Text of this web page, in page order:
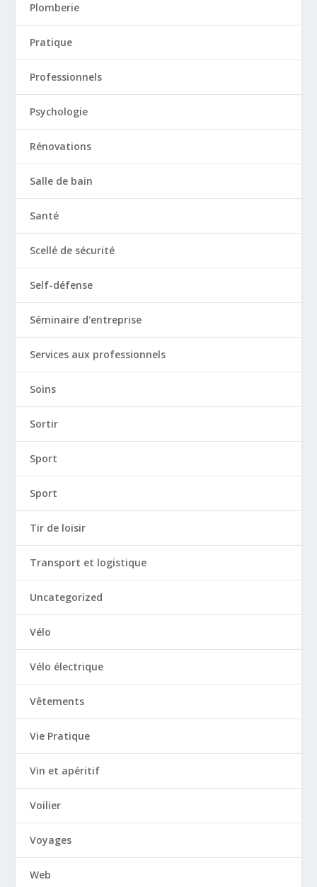
Plomberie
Pratique
Professionnels
Psychologie
Rénovations
Salle de bain
Santé
Scellé de sécurité
Self-défense
Séminaire d'entreprise
Services aux professionnels
Soins
Sortir
Sport
Sport
Tir de loisir
Transport et logistique
Uncategorized
Vélo
Vélo électrique
Vêtements
Vie Pratique
Vin et apéritif
Voilier
Voyages
Web